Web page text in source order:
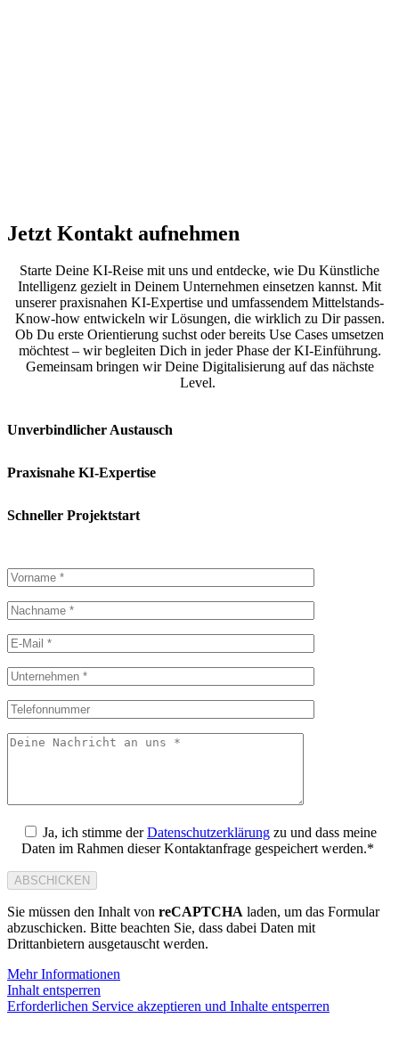
Jetzt Kontakt aufnehmen
Starte Deine KI-Reise mit uns und entdecke, wie Du Künstliche
Intelligenz gezielt in Deinem Unternehmen einsetzen kannst. Mit
unserer praxisnahen KI-Expertise und umfassendem Mittelstands-
Know-how entwickeln wir Lösungen, die wirklich zu Dir passen.
Ob Du erste Orientierung suchst oder bereits Use Cases umsetzen
möchtest – wir begleiten Dich in jeder Phase der KI-Einführung.
Gemeinsam bringen wir Deine Digitalisierung auf das nächste
Level.
Unverbindlicher Austausch
Praxisnahe KI-Expertise
Schneller Projektstart
Ja, ich stimme derDatenschutzerklärung zu und dass meine
Daten im Rahmen dieser Kontaktanfrage gespeichert werden.*
Sie müssen den Inhalt von reCAPTCHA laden, um das Formular
abzuschicken. Bitte beachten Sie, dass dabei Daten mit
Drittanbietern ausgetauscht werden.
Mehr Informationen
Inhalt entsperren
Erforderlichen Service akzeptieren und Inhalte entsperren